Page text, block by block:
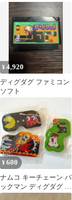
¥4,920
ディグダグ ファミコン
ソフト
¥600
ナムコ キーチェーン パ
ックマン ディグダグ フ
ァミスタ